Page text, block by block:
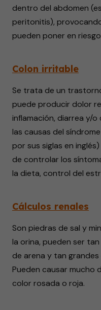
dentro del abdomen
peritonitis),
pueden poner en
Colon irritable
Se trata de un
puede producir dolor
inflamación, diarrea y/
las causas del
por sus siglas en
de controlar los
la dieta, control del
Cálculos renales
Son piedras de sal y
la orina, pueden ser
de arena y tan
Pueden causar mucho
color rosada o roja.